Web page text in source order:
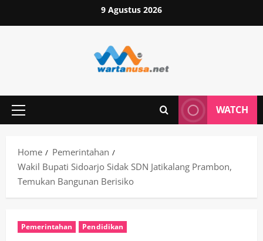
to
9 Agustus 2026
Primary
WATCH
Home
Pemerintahan
Wakil Bupati Sidoarjo Sidak SDN Jatikalang Prambon,
Temukan Bangunan Berisiko
Pemerintahan Pendidikan